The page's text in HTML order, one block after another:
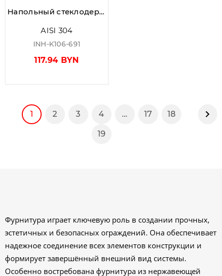
Напольный стеклодержатель квадратный под сверление, 40×40×400 мм, для стекла 10-18 мм, AISI 304, GRIT 600
AISI 304
INH-K106-691
117.94 BYN
1 2 3 4 … 17 18
19
Фурнитура играет ключевую роль в создании прочных,
эстетичных и безопасных ограждений. Она обеспечивает
надежное соединение всех элементов конструкции и
формирует завершённый внешний вид системы.
Особенно востребована фурнитура из нержавеющей